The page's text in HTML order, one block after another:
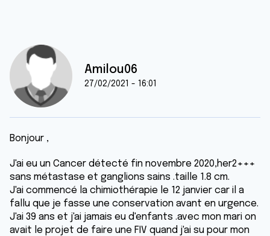
Amilou06
27/02/2021 - 16:01
Bonjour ,
J'ai eu un Cancer détecté fin novembre 2020,her2+++
sans métastase et ganglions sains .taille 1.8 cm.
J'ai commencé la chimiothérapie le 12 janvier car il a
fallu que je fasse une conservation avant en urgence.
J'ai 39 ans et j'ai jamais eu d'enfants .avec mon mari on
avait le projet de faire une FIV quand j'ai su pour mon